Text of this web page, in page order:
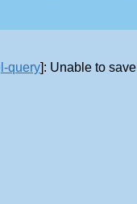
query]: Unable to